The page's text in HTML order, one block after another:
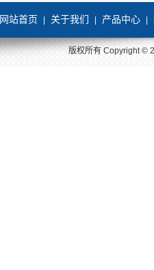
网站首页 关于我们 产品中心
版权所有 Copyright ©